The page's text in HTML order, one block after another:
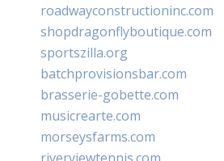
roadwayconstructioninc.com
shopdragonflyboutique.com
sportszilla.org
batchprovisionsbar.com
brasserie-gobette.com
musicrearte.com
morseysfarms.com